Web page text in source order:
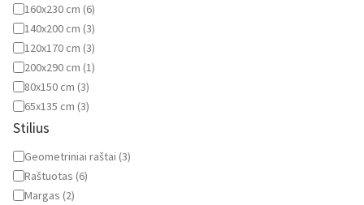
Dydis
160x230 cm (6)
140x200 cm (3)
120x170 cm (3)
200x290 cm (1)
80x150 cm (3)
65x135 cm (3)
Stilius
Stilius
Geometriniai raštai (3)
Raštuotas (6)
Margas (2)